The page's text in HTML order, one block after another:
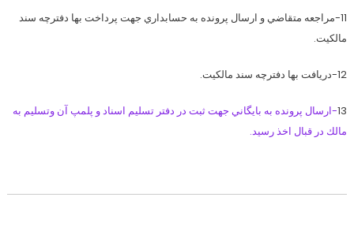
11-مراجعه متقاضي و ارسال پرونده به حسابداري جهت پرداخت بها دفترچه سند
مالكيت.
12-دريافت بها دفترچه سند مالكيت.
13-ارسال پرونده به بايگاني جهت ثبت در دفتر تسليم اسناد و پلمپ آن وتسليم به
مالك در قبال اخذ رسيد.